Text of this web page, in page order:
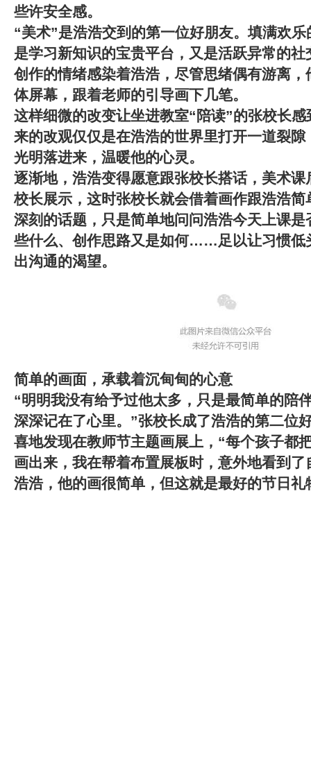
些许安全感。
“美术”是浩浩交到的第一位好朋友。填满欢乐
是学习新知识的宝贵平台，又是活跃异常的
创作的情绪感染着浩浩，尽管思绪偶有游离
体屏幕，跟着老师的引导画下几笔。
这样细微的改变让坐进教室“陪读”的张校长
来的改观仅仅是在浩浩的世界里打开一道裂
光明落进来，温暖他的心灵。
逐渐地，浩浩变得愿意跟张校长搭话，美术
校长展示，这时张校长就会借着画作跟浩浩
深刻的话题，只是简单地问问浩浩今天上课
些什么、创作思路又是如何……足以让习惯低
出沟通的渴望。
简单的画面，承载着沉甸甸的心意
“明明我没有给予过他太多，只是最简单的陪
深深记在了心里。”张校长成了浩浩的第二位
喜地发现在教师节主题画展上，“每个孩子都
画出来，我在帮着布置展板时，意外地看到
浩浩，他的画很简单，但这就是最好的节日礼